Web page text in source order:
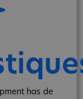
has de